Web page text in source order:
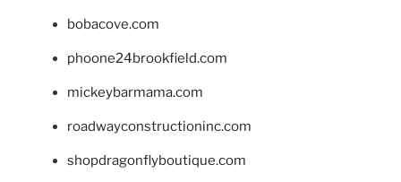
bobacove.com
phoone24brookfield.com
mickeybarmama.com
roadwayconstructioninc.com
shopdragonflyboutique.com